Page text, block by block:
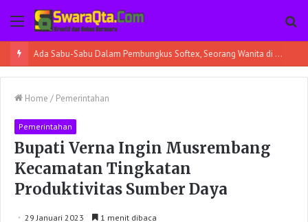
Menu
Ada Sabu-Sabu Dalam Pembungkus Softex, Seorang Wanita di Poso Pesisir Bersama Temannya Ditangkap
Home / Pemerintahan
Pemerintahan
Bupati Verna Ingin Musrembang
Kecamatan Tingkatan
Produktivitas Sumber Daya
29 Januari 2023 1 menit dibaca